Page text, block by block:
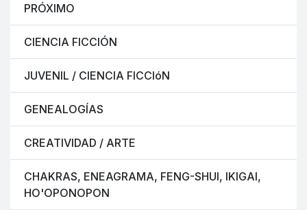
PRÓXIMO
CIENCIA FICCIÓN
JUVENIL / CIENCIA FICCIóN
GENEALOGÍAS
CREATIVIDAD / ARTE
CHAKRAS, ENEAGRAMA, FENG-SHUI, IKIGAI,
HO'OPONOPON